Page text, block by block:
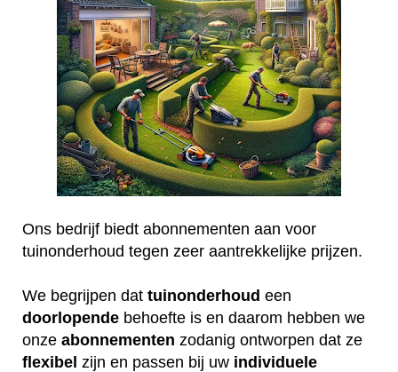
Ons bedrijf biedt abonnementen aan voor
tuinonderhoud tegen zeer aantrekkelijke prijzen.
We begrijpen dat tuinonderhoud een
doorlopende behoefte is en daarom hebben we
onze abonnementen zodanig ontworpen dat ze
flexibel zijn en passen bij uw individuele